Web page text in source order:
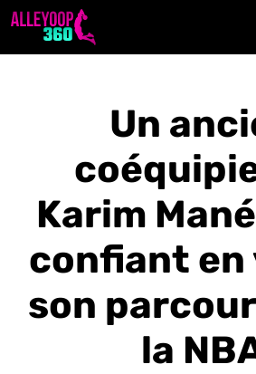
Aller
Un
Karim
confiant en
son
la